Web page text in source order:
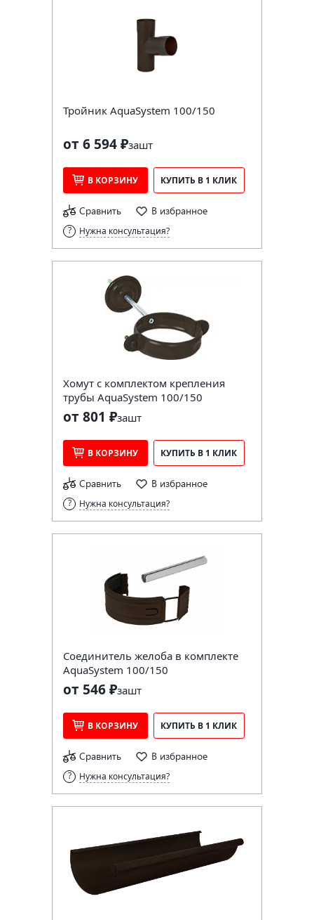
Тройник AquaSystem 100/150
от 6 594 ₽зашт
В КОРЗИНУ КУПИТЬ В 1 КЛИК
Сравнить В избранное
Нужна консультация?
Хомут с комплектом крепления
трубы AquaSystem 100/150
от 801 ₽зашт
В КОРЗИНУ КУПИТЬ В 1 КЛИК
Сравнить В избранное
Нужна консультация?
Соединитель желоба в комплекте
AquaSystem 100/150
от 546 ₽зашт
В КОРЗИНУ КУПИТЬ В 1 КЛИК
Сравнить В избранное
Нужна консультация?